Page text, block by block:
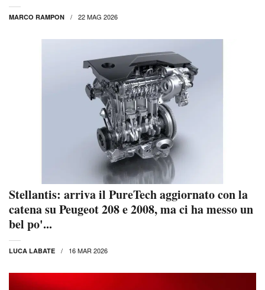
MARCO RAMPON 22 MAG 2026
Stellantis: arriva il PureTech aggiornato con la
catena su Peugeot 208 e 2008, ma ci ha messo un
bel po'...
LUCA LABATE 16 MAR 2026